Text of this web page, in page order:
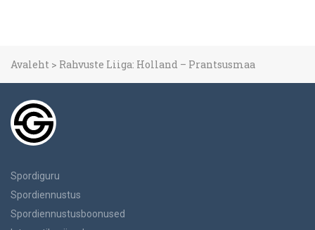
Avaleht > Rahvuste Liiga: Holland – Prantsusmaa
Spordiguru
Spordiennustus
Spordiennustusboonused